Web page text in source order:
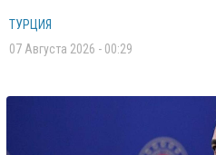
ТУРЦИЯ
07 Августа 2026 - 00:29